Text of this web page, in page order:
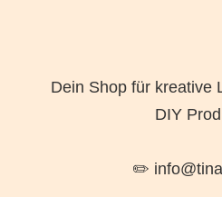
Dein Shop für kreative
DIY
✏️